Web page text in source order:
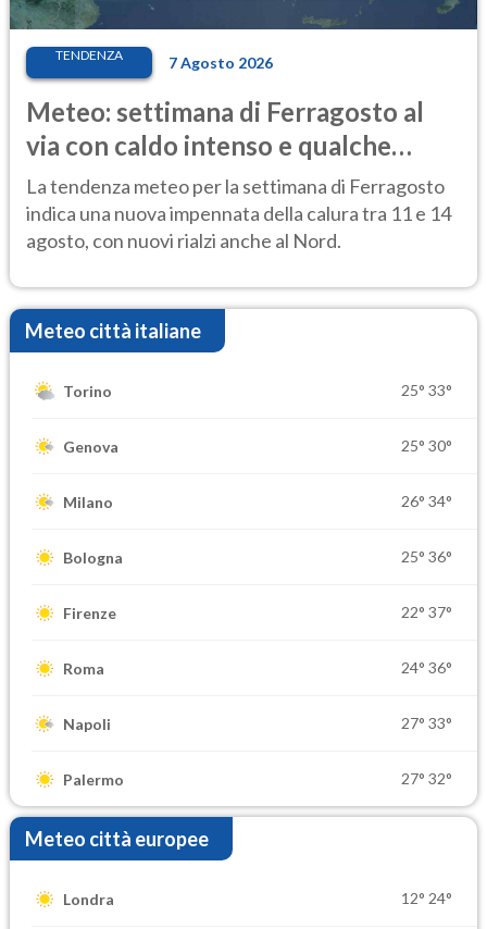
TENDENZA 7 Agosto 2026
Meteo: settimana di Ferragosto al
via con caldo intenso e qualche
temporale
La tendenza meteo per la settimana di Ferragosto
indica una nuova impennata della calura tra 11 e 14
agosto, con nuovi rialzi anche al Nord.
Meteo città italiane
Torino 25° 33°
Genova 25° 30°
Milano 26° 34°
Bologna 25° 36°
Firenze 22° 37°
Roma 24° 36°
Napoli 27° 33°
Palermo 27° 32°
Meteo città europee
Londra 12° 24°